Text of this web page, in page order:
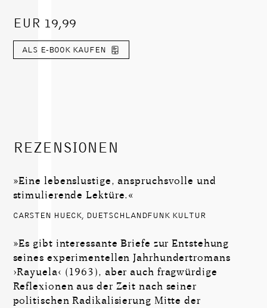
und dem Zuger Anerkennungspreis 2019.
EUR 19,99
ALS E-BOOK KAUFEN
REZENSIONEN
»Eine lebenslustige, anspruchsvolle und
stimulierende Lektüre.«
CARSTEN HUECK, DUETSCHLANDFUNK KULTUR
»Es gibt interessante Briefe zur Entstehung
seines experimentellen Jahrhundertromans
›Rayuela‹ (1963), aber auch fragwürdige
Reflexionen aus der Zeit nach seiner
politischen Radikalisierung Mitte der